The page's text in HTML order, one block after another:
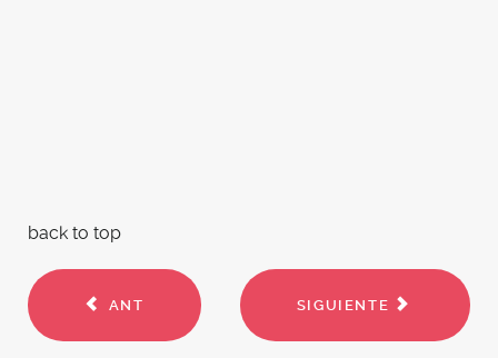
back to top
ANT SIGUIENTE